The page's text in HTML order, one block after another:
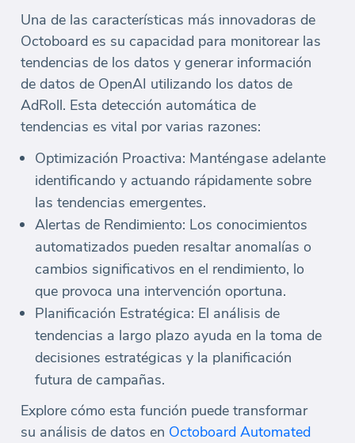
Una de las características más innovadoras de
Octoboard es su capacidad para monitorear las
tendencias de los datos y generar información
de datos de OpenAI utilizando los datos de
AdRoll. Esta detección automática de
tendencias es vital por varias razones:
Optimización Proactiva: Manténgase adelante
identificando y actuando rápidamente sobre
las tendencias emergentes.
Alertas de Rendimiento: Los conocimientos
automatizados pueden resaltar anomalías o
cambios significativos en el rendimiento, lo
que provoca una intervención oportuna.
Planificación Estratégica: El análisis de
tendencias a largo plazo ayuda en la toma de
decisiones estratégicas y la planificación
futura de campañas.
Explore cómo esta función puede transformar
su análisis de datos en Octoboard Automated